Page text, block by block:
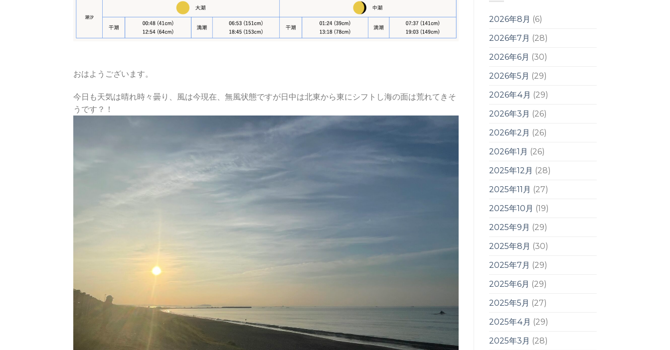
おはようございます。
今日も天気は晴れ時々曇り、風は今現在、無風状態ですが日中は北東から東にシフトし海の面は荒れてきそ
うです？！
2026年8月 (6)
2026年7月 (28)
2026年6月 (30)
2026年5月 (29)
2026年4月 (29)
2026年3月 (26)
2026年2月 (26)
2026年1月 (26)
2025年12月 (28)
2025年11月 (27)
2025年10月 (19)
2025年9月 (29)
2025年8月 (30)
2025年7月 (29)
2025年6月 (29)
2025年5月 (27)
2025年4月 (29)
2025年3月 (28)